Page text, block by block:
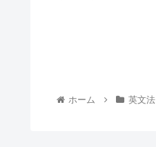
ホーム 英文法